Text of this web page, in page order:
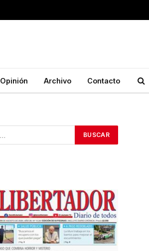
Opinión Archivo Contacto